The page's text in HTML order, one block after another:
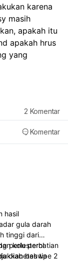
karena
masih
apakah itu
apakah hrus
yang
Komentar
2 Komentar
hasil
gula darah
tinggi dari
perlu perhatian
diabetes tipe 2
kolesterol
bahwa